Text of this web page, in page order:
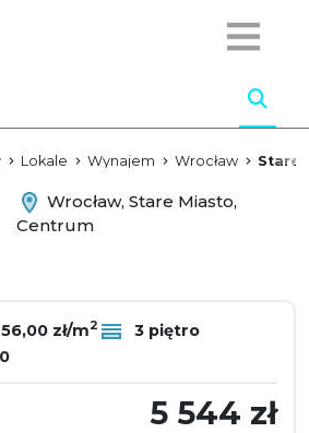
Lokale Wynajem Wrocław Stare
Wrocław, Stare Miasto,
Centrum
56,00 zł/m2
3 piętro
5 544 zł